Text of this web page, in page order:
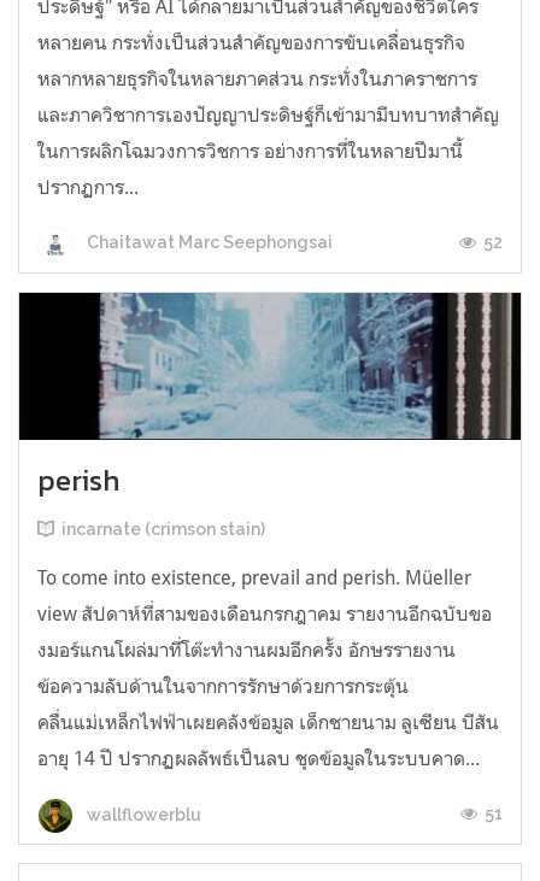
ประดิษฐ์" หรือ AI ได้กลายมาเป็นส่วนสำคัญของชีวิตใคร
หลายคน กระทั่งเป็นส่วนสำคัญของการขับเคลื่อนธุรกิจ
หลากหลายธุรกิจในหลายภาคส่วน กระทั่งในภาคราชการ
และภาควิชาการเองปัญญาประดิษฐ์ก็เข้ามามีบทบาทสำคัญ
ในการผลิกโฉมวงการวิชการ อย่างการที่ในหลายปีมานี้
ปรากฏการ...
Chaitawat Marc Seephongsai 52
perish
incarnate (crimson stain)
To come into existence, prevail and perish. Müeller
view สัปดาห์ที่สามของเดือนกรกฎาคม รายงานอีกฉบับขอ
งมอร์แกนโผล่มาที่โต๊ะทำงานผมอีกครั้ง อักษรรายงาน
ข้อความลับด้านในจากการรักษาด้วยการกระตุ้น
คลื่นแม่เหล็กไฟฟ้าเผยคลังข้อมูล เด็กชายนาม ลูเซียน บีสัน
อายุ 14 ปี ปรากฏผลลัพธ์เป็นลบ ชุดข้อมูลในระบบคาด...
wallflowerblu 51